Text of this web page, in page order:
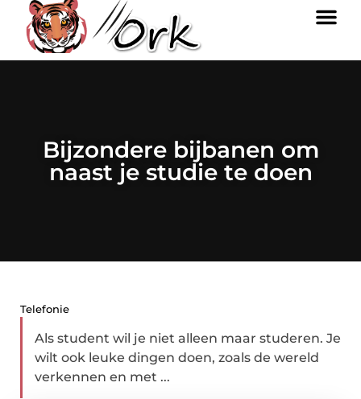
Bijzondere bijbanen om
naast je studie te doen
Telefonie
Als student wil je niet alleen maar studeren. Je
wilt ook leuke dingen doen, zoals de wereld
verkennen en met ...